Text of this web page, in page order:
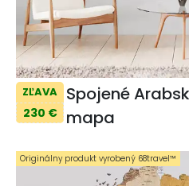
ZĽAVA
230 €
Spojené
mapa
Originálny produkt vyrobený 68travel™️